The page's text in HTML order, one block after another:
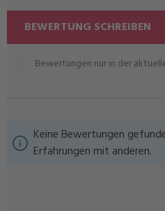
BEWERTUNG SCHREIBEN
Bewertungen nur in der
Keine Bewertungen
Erfahrungen mit anderen.